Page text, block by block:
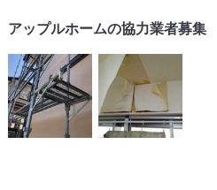
アップルホームの協力業者募集